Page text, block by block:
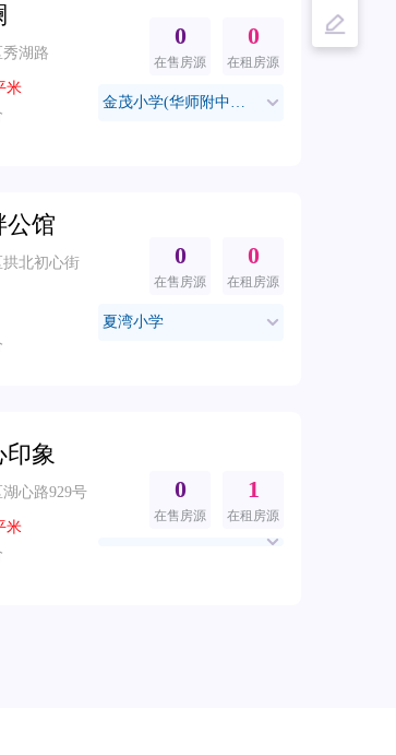
湖路
米
0
在售房源
0
在租房源
金茂小学(华师附中集团)
公馆
北初心街
0
在售房源
0
在租房源
夏湾小学
印象
心路929号
米
0
在售房源
1
在租房源